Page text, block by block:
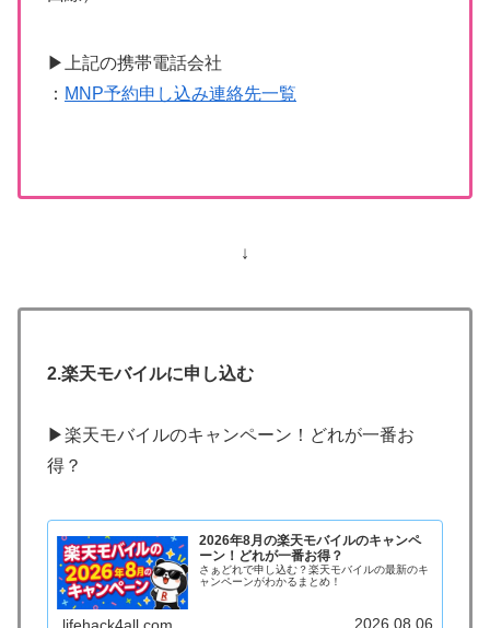
▶上記の携帯電話会社
： MNP予約申し込み連絡先一覧
↓
2.楽天モバイルに申し込む
▶楽天モバイルのキャンペーン！どれが一番お
得？
2026年8月の楽天モバイルのキャンペ
ーン！どれが一番お得？
さぁどれで申し込む？楽天モバイルの最新のキ
ャンペーンがわかるまとめ！
2026.08.06